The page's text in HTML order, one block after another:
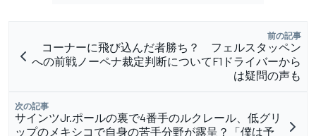
前の記事
コーナーに飛び込んだ者勝ち？ フェルスタッペン
への前戦ノーペナ裁定判断についてF1ドライバーから
は疑問の声も
次の記事
サインツJr.ポールの裏で4番手のルクレール、低グリ
ップのメキシコで自身の苦手分野が露呈？「僕は予